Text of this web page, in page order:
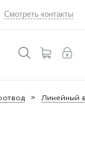
Смотреть контакты
Линейный